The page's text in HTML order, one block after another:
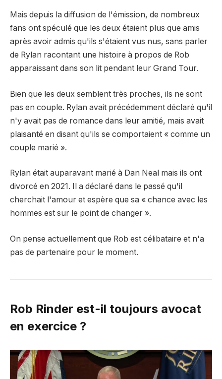
Mais depuis la diffusion de l'émission, de nombreux
fans ont spéculé que les deux étaient plus que amis
après avoir admis qu'ils s'étaient vus nus, sans parler
de Rylan racontant une histoire à propos de Rob
apparaissant dans son lit pendant leur Grand Tour.
Bien que les deux semblent très proches, ils ne sont
pas en couple. Rylan avait précédemment déclaré qu'il
n'y avait pas de romance dans leur amitié, mais avait
plaisanté en disant qu'ils se comportaient « comme un
couple marié ».
Rylan était auparavant marié à Dan Neal mais ils ont
divorcé en 2021. Il a déclaré dans le passé qu'il
cherchait l'amour et espère que sa « chance avec les
hommes est sur le point de changer ».
On pense actuellement que Rob est célibataire et n'a
pas de partenaire pour le moment.
Rob Rinder est-il toujours avocat
en exercice ?